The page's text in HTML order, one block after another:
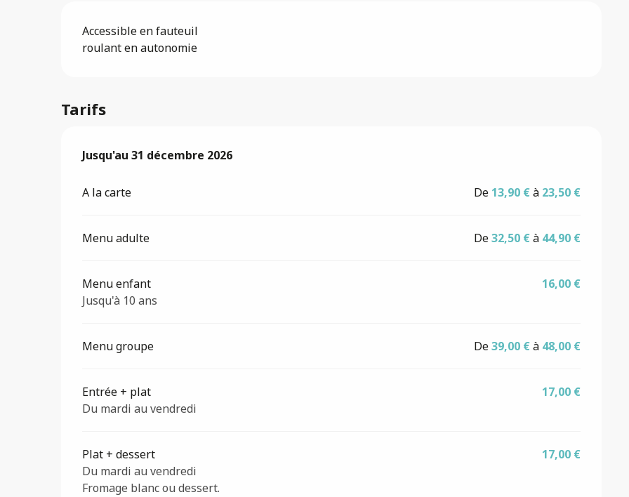
Accessible en fauteuil
roulant en autonomie
Tarifs
Du14 janvier 2026au31 décembre 2026
Jusqu'au 31 décembre 2026
A la carte De 13,90 €à 23,50 €
Menu adulte De32,50 €à 44,90 €
Menu enfant
Jusqu'à 10 ans
16,00 €
Menu groupe De39,00 €à 48,00 €
Entrée + plat
Du mardi au vendredi
17,00 €
Plat + dessert
Du mardi au vendredi
Fromage blanc ou dessert.
17,00 €